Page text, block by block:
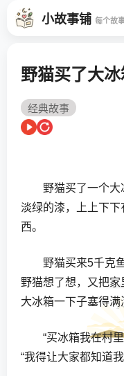
小故事铺 每个故
野猫买了大
经典故事
野猫买了一个大
淡绿的漆，上上下
西。
野猫买来5千克鱼
野猫想了想，又把家
大冰箱一下子塞得满
“买冰箱我在村里
“我得让大家都知道